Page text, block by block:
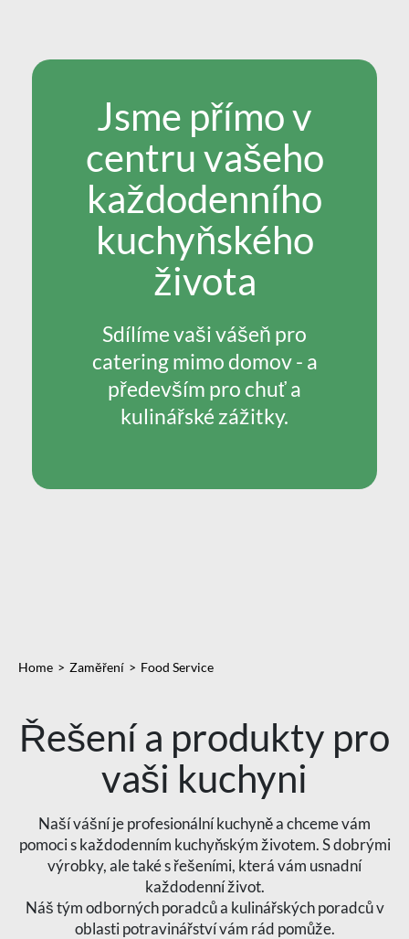
Jsme přímo v
centru vašeho
každodenního
kuchyňského
života
Sdílíme vaši vášeň pro
catering mimo domov - a
především pro chuť a
kulinářské zážitky.
Home Zaměření Food Service
Řešení a produkty pro
vaši kuchyni
Naší vášní je profesionální kuchyně a chceme vám
pomoci s každodenním kuchyňským životem. S dobrými
výrobky, ale také s řešeními, která vám usnadní
každodenní život.
Náš tým odborných poradců a kulinářských poradců v
oblasti potravinářství vám rád pomůže.